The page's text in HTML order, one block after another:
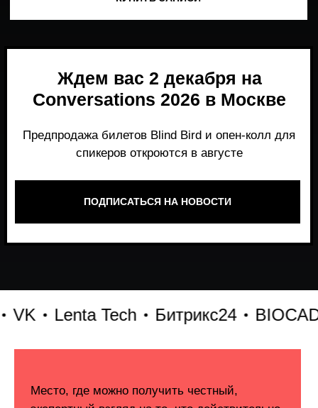
ПОДПИСАТЬСЯ НА НОВОСТИ
Lenta Tech Битрикс24 BIOCAD
Место, где можно получить честный,
работает и формирует рынок генеративного